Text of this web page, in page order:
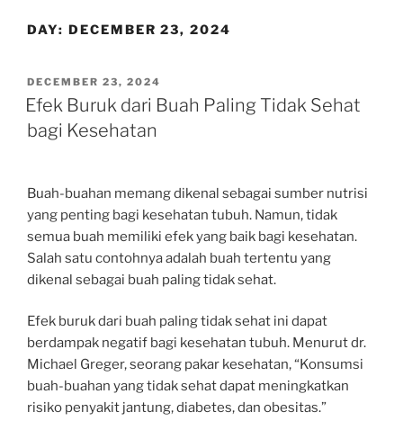
DAY: DECEMBER 23, 2024
POSTED
ON
DECEMBER 23, 2024
Efek Buruk dari Buah Paling Tidak Sehat
bagi Kesehatan
Buah-buahan memang dikenal sebagai sumber nutrisi
yang penting bagi kesehatan tubuh. Namun, tidak
semua buah memiliki efek yang baik bagi kesehatan.
Salah satu contohnya adalah buah tertentu yang
dikenal sebagai buah paling tidak sehat.
Efek buruk dari buah paling tidak sehat ini dapat
berdampak negatif bagi kesehatan tubuh. Menurut dr.
Michael Greger, seorang pakar kesehatan, “Konsumsi
buah-buahan yang tidak sehat dapat meningkatkan
risiko penyakit jantung, diabetes, dan obesitas.”